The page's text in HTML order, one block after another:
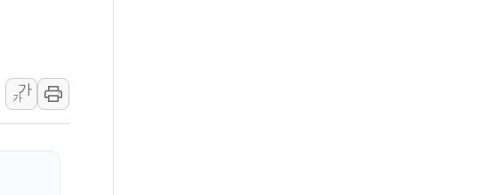
현수막 '태극기 거꾸로' 논란…이틀만에 철거
전면 손질… 예술·체육요원 최대 33% 감축
형마트 판매, 역대 최대폭 감소한 9.4%↓…유통업계 양극화 심화
가
가